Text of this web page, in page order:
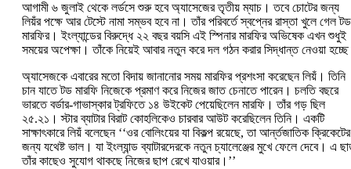
আগামী ৬ জুলাই থেকে লর্ডসে শুরু হবে অ্যাসেজের তৃতীয় ম্যাচ। তবে চোটের জন্য
লিয়ঁর পক্ষে আর টেস্টে নামা সম্ভব হবে না। তাঁর পরিবর্তে স্বপ্নের রাস্তা খুলে গেল টড
মারফির। ইংল্যান্ডের বিরুদ্ধে ২২ বছর বয়সি এই স্পিনার মারফির অভিষেক এখন শুধুই
সময়ের অপেক্ষা। তাঁকে নিয়েই আবার নতুন করে দল গঠন করার সিদ্ধান্ত নেওয়া
অ্যাসেজকে এবারের মতো বিদায় জানানোর সময় মারফির প্রশংসা করেছেন লিয়ঁ। তিনি
চান যাতে টড মারফি নিজেকে প্রমাণ করে নিজের জাত চেনাতে পারেন। চলতি বছরে
ভারতে বর্ডার-গাভাস্কার ট্রফিতে ১৪ উইকেট পেয়েছিলেন মারফি। তাঁর গড় ছিল
২৫.২১। স্টার ব্যাটার বিরাট কোহলিকেও চারবার আউট করেছিলেন তিনি। একটি
সাক্ষাৎকারে লিয়ঁ বলেছেন ‘‘ওর বোলিংয়ের যা বিকল্প রয়েছে, তা আর্ন্তজাতিক ক্রিকেটের
জন্য যথেষ্ট ভাল। যা ইংল্যান্ড ব্যাটারদেরকে নতুন চ্যালেঞ্জের মুখে ফেলে দেবে। এ
তাঁর কাছেও সুযোগ থাকছে নিজের ছাপ রেখে যাওয়ার।’’